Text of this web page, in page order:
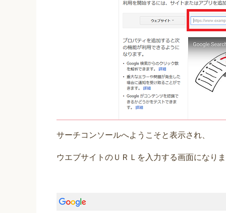
サーチコンソールへようこそと表示され、
ウエブサイトのＵＲＬを入力する画面になり